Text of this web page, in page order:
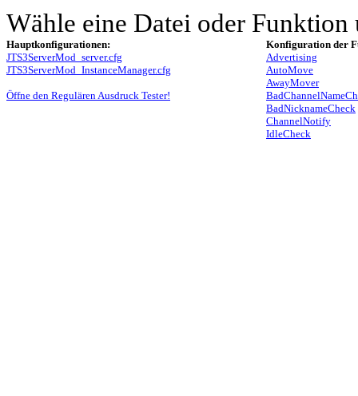
Wähle eine Datei oder
Hauptkonfigurationen:
JTS3ServerMod_server.cfg
JTS3ServerMod_InstanceManager.cfg
Öffne den Regulären Ausdruck Tester!
Konfiguration der
Advertising
AutoMove
AwayMover
BadNicknameCheck
ChannelNotify
IdleCheck